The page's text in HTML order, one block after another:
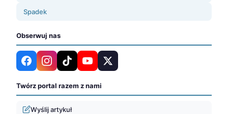
Spadek
Obserwuj nas
Twórz portal razem z nami
Wyślij artykuł